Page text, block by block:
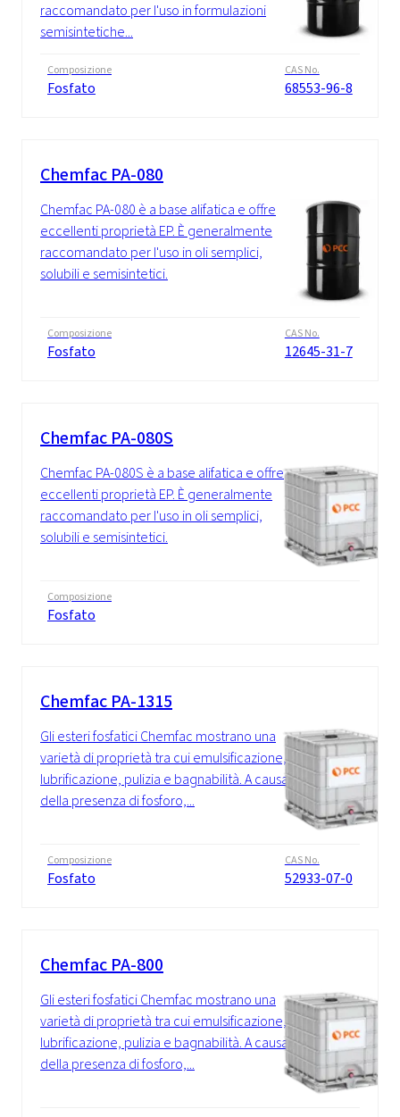
raccomandato per l'uso in formulazioni
semisintetiche...
Composizione
Fosfato
CAS No.
68553-96-8
Chemfac PA-080
Chemfac PA-080 è a base alifatica e offre
eccellenti proprietà EP. È generalmente
raccomandato per l'uso in oli semplici,
solubili e semisintetici.
Composizione
Fosfato
CAS No.
12645-31-7
Chemfac PA-080S
Chemfac PA-080S è a base alifatica e offre
eccellenti proprietà EP. È generalmente
raccomandato per l'uso in oli semplici,
solubili e semisintetici.
Composizione
Fosfato
Chemfac PA-1315
Gli esteri fosfatici Chemfac mostrano una
varietà di proprietà tra cui emulsificazione,
lubrificazione, pulizia e bagnabilità. A causa
della presenza di fosforo,...
Composizione
Fosfato
CAS No.
52933-07-0
Chemfac PA-800
Gli esteri fosfatici Chemfac mostrano una
varietà di proprietà tra cui emulsificazione,
lubrificazione, pulizia e bagnabilità. A causa
della presenza di fosforo,...